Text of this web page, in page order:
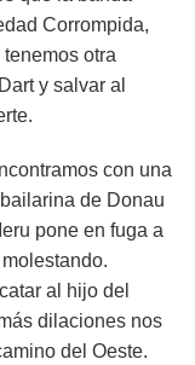
Corrompida,
otra
y salvar al
con una
de Donau
pone en fuga a
al hijo del
dilaciones nos
del Oeste.